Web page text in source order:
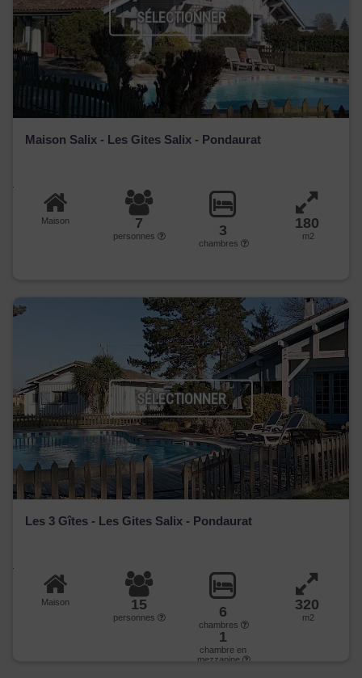
SÉLECTIONNER
Maison Salix - Les Gites Salix - Pondaurat
Maison 7
personnes 3
chambres
180
m2
SÉLECTIONNER
Les 3 Gîtes - Les Gites Salix - Pondaurat
Maison 15
personnes 6
chambres
1
chambre en
mezzanine
320
m2